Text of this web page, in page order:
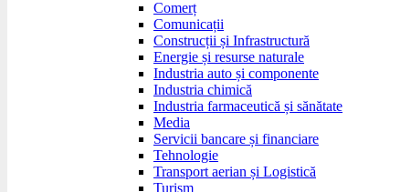
Comerț
Comunicații
Construcții și Infrastructură
Energie și resurse naturale
Industria auto și componente
Industria chimică
Industria farmaceutică și sănătate
Media
Servicii bancare și financiare
Tehnologie
Transport aerian și Logistică
Turism